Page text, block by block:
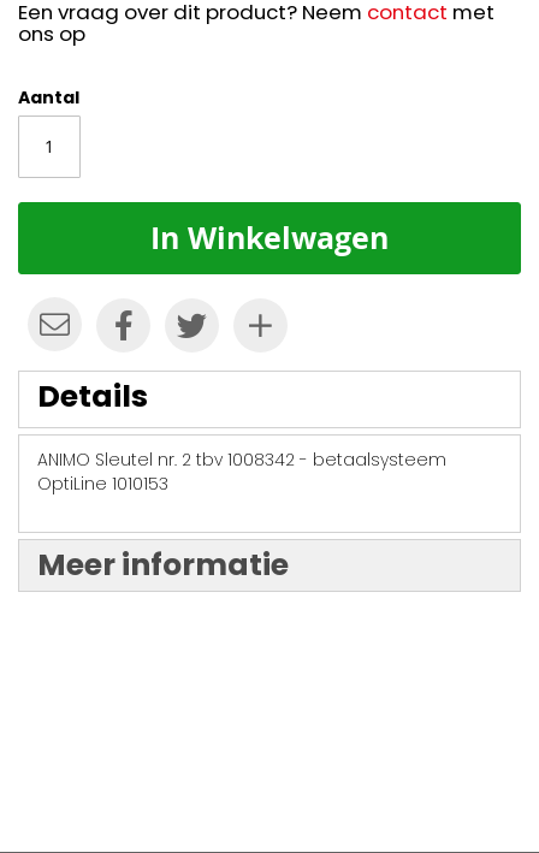
Een vraag over dit product? Neem contact met
ons op
Aantal
In Winkelwagen
Details
ANIMO Sleutel nr. 2 tbv 1008342 - betaalsysteem
OptiLine 1010153
Meer informatie